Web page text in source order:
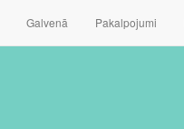
Galvenā Pakalpojumi